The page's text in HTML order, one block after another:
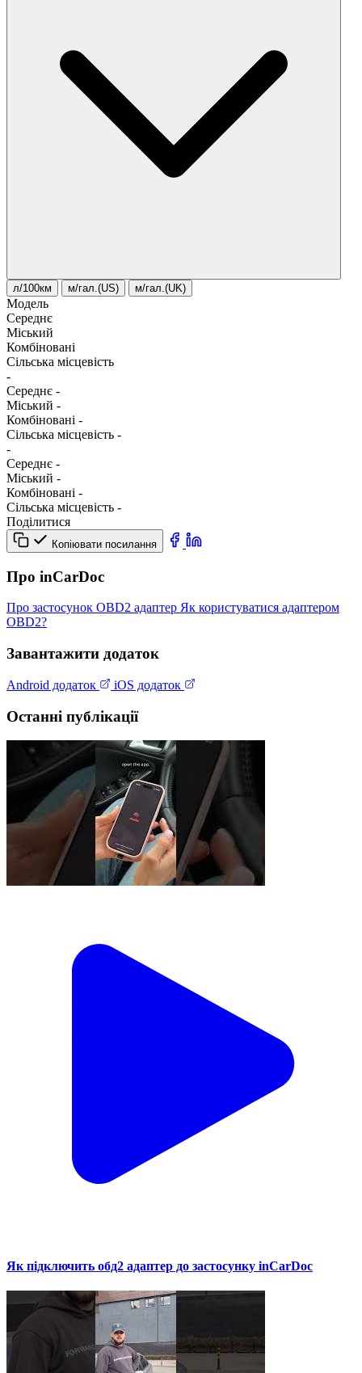
л/100км м/гал.(US) м/гал.(UK)
Модель
Середнє
Міський
Комбіновані
Сільська місцевість
-
Середнє -
Міський -
Комбіновані -
Сільська місцевість -
-
Середнє -
Міський -
Комбіновані -
Сільська місцевість -
Поділитися
Копіювати посилання
Про inCarDoc
Про застосунок OBD2 адаптер Як користуватися адаптером
OBD2?
Завантажити додаток
Android додаток iOS додаток
Останні публікації
Як підключить обд2 адаптер до застосунку inCarDoc